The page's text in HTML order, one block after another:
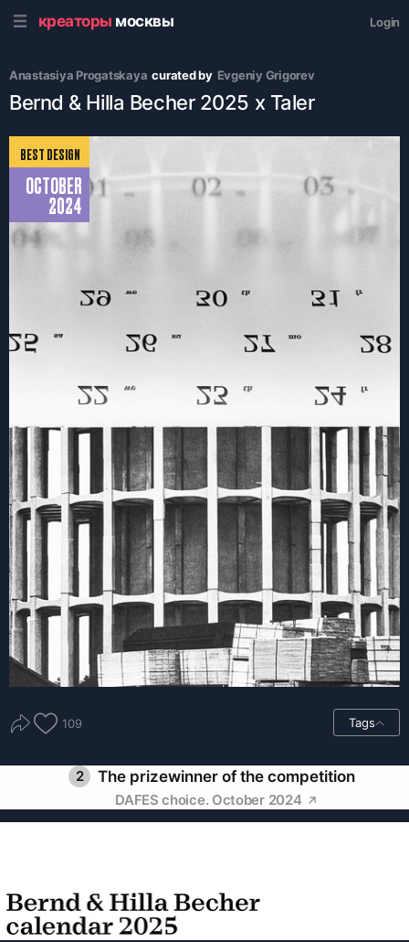
креаторы москвы Login
Anastasiya Progatskaya curated by Evgeniy Grigorev
Bernd & Hilla Becher 2025 x Taler
BEST DESIGN
OCTOBER
2024
109 Tags
2 The prizewinner of the competition
DAFES choice. October 2024